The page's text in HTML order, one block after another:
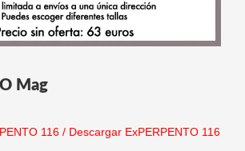
Mag
116/ Descargar ExPERPENTO 116